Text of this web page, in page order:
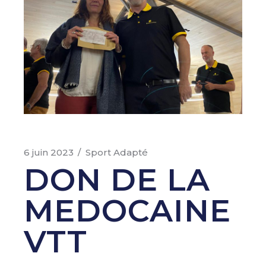
6 juin 2023 Sport Adapté
DON DE LA
MEDOCAINE
VTT